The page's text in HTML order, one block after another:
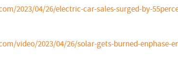
2023/04/26/electric-car-sales-surged-by-
video/2023/04/26/solar-gets-burned-enphase-